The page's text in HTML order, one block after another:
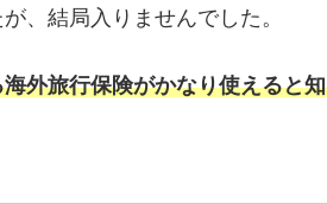
、結局入りませんでした。
外旅行保険がかなり使えると